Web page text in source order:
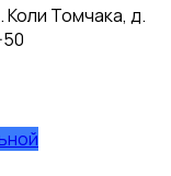
Томчака, д.